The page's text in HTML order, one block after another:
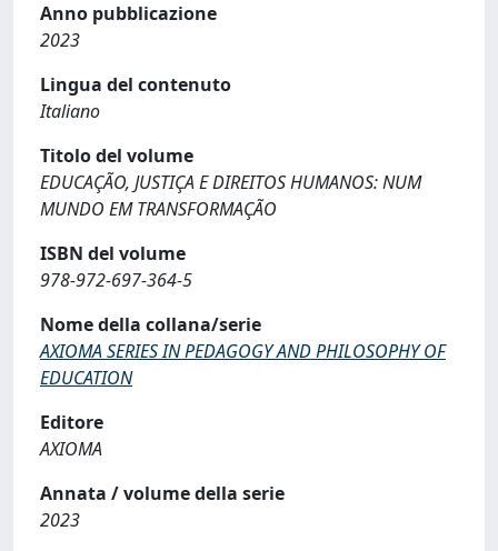
Anno pubblicazione
2023
Lingua del contenuto
Italiano
Titolo del volume
EDUCAÇÃO, JUSTIÇA E DIREITOS HUMANOS: NUM
MUNDO EM TRANSFORMAÇÃO
ISBN del volume
978-972-697-364-5
Nome della collana/serie
AXIOMA SERIES IN PEDAGOGY AND PHILOSOPHY OF
EDUCATION
Editore
AXIOMA
Annata / volume della serie
2023